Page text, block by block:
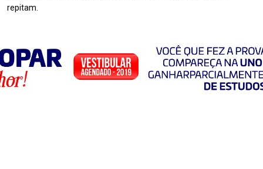
repitam.